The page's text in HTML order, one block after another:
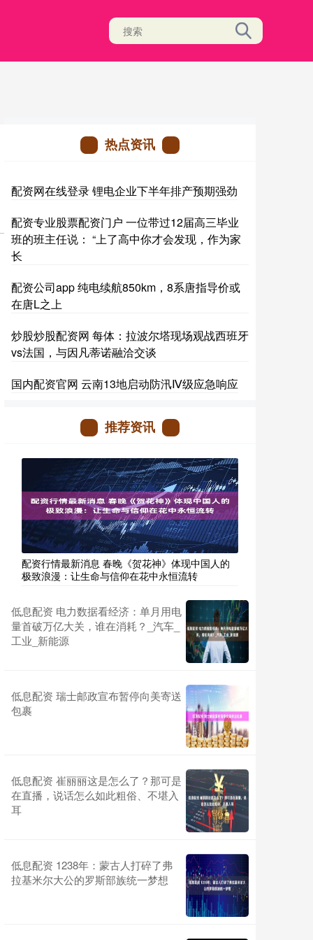
热点资讯
配资网在线登录 锂电企业下半年排产预期强劲
配资专业股票配资门户 一位带过12届高三毕业
班的班主任说： “上了高中你才会发现，作为家
长
配资公司app 纯电续航850km，8系唐指导价或
在唐L之上
炒股炒股配资网 每体：拉波尔塔现场观战西班牙
vs法国，与因凡蒂诺融洽交谈
国内配资官网 云南13地启动防汛Ⅳ级应急响应
推荐资讯
配资行情最新消息 春晚《贺花神》体现中国人的
极致浪漫：让生命与信仰在花中永恒流转
低息配资 电力数据看经济：单月用电
量首破万亿大关，谁在消耗？_汽车_
工业_新能源
低息配资 瑞士邮政宣布暂停向美寄送
包裹
低息配资 崔丽丽这是怎么了？那可是
在直播，说话怎么如此粗俗、不堪入
耳
低息配资 1238年：蒙古人打碎了弗
拉基米尔大公的罗斯部族统一梦想